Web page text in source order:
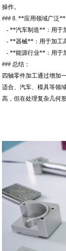
操作。
### 8. **应用领域广泛**
- **汽车制造**：用于
- **器械**：用于加工
- **能源行业**：用于
### 总结：
四轴零件加工通过增加
适合、汽车、模具等领
高，但在处理复杂几何